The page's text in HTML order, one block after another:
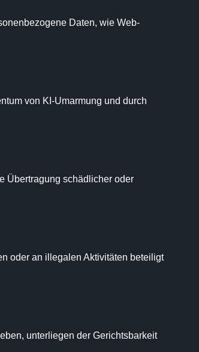
Daten, wie Web-
von KI-Umarmung und durch
Übertragung schädlicher oder
oder an illegalen Aktivitäten beteiligt
unterliegen der Gerichtsbarkeit